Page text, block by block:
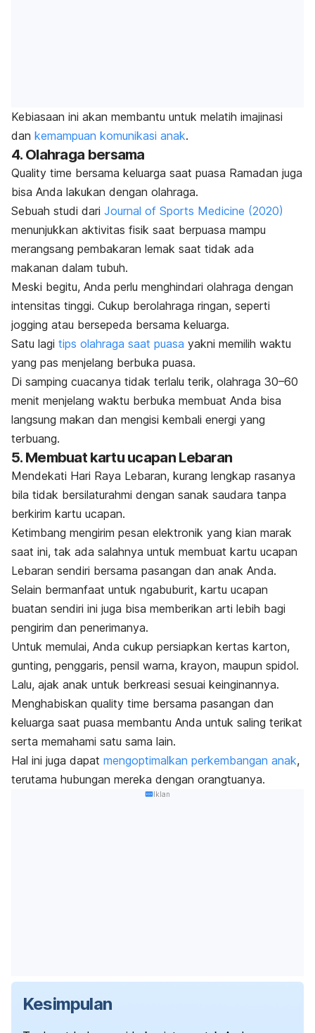
Kebiasaan ini akan membantu untuk melatih imajinasi
dan kemampuan komunikasi anak.
4. Olahraga bersama
Quality time bersama keluarga saat puasa Ramadan juga
bisa Anda lakukan dengan olahraga.
Sebuah studi dari Journal of Sports Medicine (2020)
menunjukkan aktivitas fisik saat berpuasa mampu
merangsang pembakaran lemak saat tidak ada
makanan dalam tubuh.
Meski begitu, Anda perlu menghindari olahraga dengan
intensitas tinggi. Cukup berolahraga ringan, seperti
jogging atau bersepeda bersama keluarga.
Satu lagi tips olahraga saat puasa yakni memilih waktu
yang pas menjelang berbuka puasa.
Di samping cuacanya tidak terlalu terik, olahraga 30–60
menit menjelang waktu berbuka membuat Anda bisa
langsung makan dan mengisi kembali energi yang
terbuang.
5. Membuat kartu ucapan Lebaran
Mendekati Hari Raya Lebaran, kurang lengkap rasanya
bila tidak bersilaturahmi dengan sanak saudara tanpa
berkirim kartu ucapan.
Ketimbang mengirim pesan elektronik yang kian marak
saat ini, tak ada salahnya untuk membuat kartu ucapan
Lebaran sendiri bersama pasangan dan anak Anda.
Selain bermanfaat untuk ngabuburit, kartu ucapan
buatan sendiri ini juga bisa memberikan arti lebih bagi
pengirim dan penerimanya.
Untuk memulai, Anda cukup persiapkan kertas karton,
gunting, penggaris, pensil warna, krayon, maupun spidol.
Lalu, ajak anak untuk berkreasi sesuai keinginannya.
Menghabiskan quality time bersama pasangan dan
keluarga saat puasa membantu Anda untuk saling terikat
serta memahami satu sama lain.
Hal ini juga dapat mengoptimalkan perkembangan anak,
terutama hubungan mereka dengan orangtuanya.
Iklan
Kesimpulan